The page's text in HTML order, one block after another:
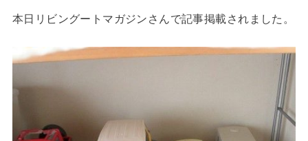
本日リビングートマガジンさんで記事掲載されました。